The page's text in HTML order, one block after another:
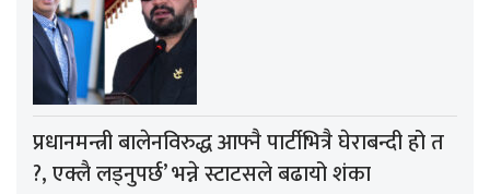
प्रधानमन्त्री बालेनविरुद्ध आफ्नै पार्टीभित्रै घेराबन्दी हो त
?, एक्लै लड्नुपर्छ’ भन्ने स्टाटसले बढायो शंका